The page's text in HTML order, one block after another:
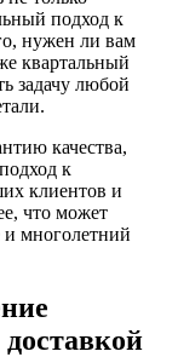
подход к
нужен ли вам
квартальный
задачу любой
качества,
к
клиентов и
что может
и многолетний